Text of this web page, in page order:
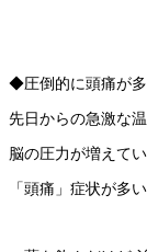
◆圧倒的に頭痛が
先日からの急激な
脳の圧力が増えて
「頭痛」症状が多い